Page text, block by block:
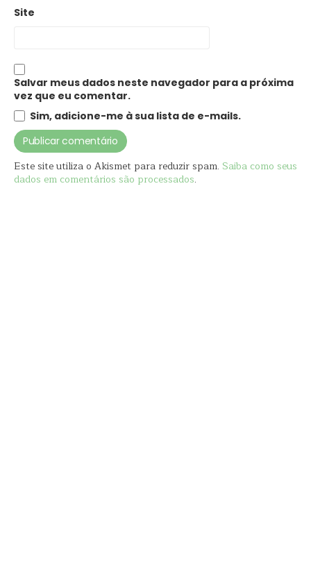
Site
Salvar meus dados neste navegador para a próxima
vez que eu comentar.
Sim, adicione-me à sua lista de e-mails.
Este site utiliza o Akismet para reduzir spam. Saiba como seus
dados em comentários são processados.